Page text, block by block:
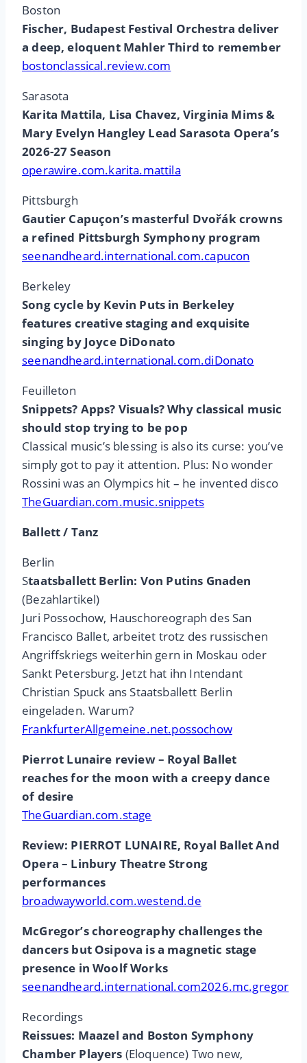
Boston
Fischer, Budapest Festival Orchestra deliver
a deep, eloquent Mahler Third to remember
bostonclassical.review.com
Sarasota
Karita Mattila, Lisa Chavez, Virginia Mims &
Mary Evelyn Hangley Lead Sarasota Opera’s
2026-27 Season
operawire.com.karita.mattila
Pittsburgh
Gautier Capuçon’s masterful Dvořák crowns
a refined Pittsburgh Symphony program
seenandheard.international.com.capucon
Berkeley
Song cycle by Kevin Puts in Berkeley
features creative staging and exquisite
singing by Joyce DiDonato
seenandheard.international.com.diDonato
Feuilleton
Snippets? Apps? Visuals? Why classical music
should stop trying to be pop
Classical music’s blessing is also its curse: you’ve
simply got to pay it attention. Plus: No wonder
Rossini was an Olympics hit – he invented disco
TheGuardian.com.music.snippets
Ballett / Tanz
Berlin
Staatsballett Berlin: Von Putins Gnaden
(Bezahlartikel)
Juri Possochow, Hauschoreograph des San
Francisco Ballet, arbeitet trotz des russischen
Angriffskriegs weiterhin gern in Moskau oder
Sankt Petersburg. Jetzt hat ihn Intendant
Christian Spuck ans Staatsballett Berlin
eingeladen. Warum?
FrankfurterAllgemeine.net.possochow
Pierrot Lunaire review – Royal Ballet
reaches for the moon with a creepy dance
of desire
TheGuardian.com.stage
Review: PIERROT LUNAIRE, Royal Ballet And
Opera – Linbury Theatre Strong
performances
broadwayworld.com.westend.de
McGregor’s choreography challenges the
dancers but Osipova is a magnetic stage
presence in Woolf Works
seenandheard.international.com2026.mc.gregor
Recordings
Reissues: Maazel and Boston Symphony
Chamber Players (Eloquence) Two new,